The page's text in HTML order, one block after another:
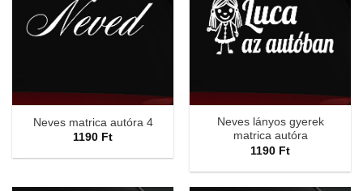
Neves matrica autóra 4
1190 Ft
Neves lányos gyerek
matrica autóra
1190 Ft